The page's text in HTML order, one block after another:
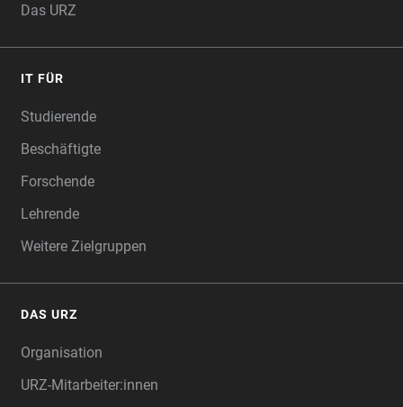
Das URZ
IT FÜR
Studierende
Beschäftigte
Forschende
Lehrende
Weitere Zielgruppen
DAS URZ
Organisation
URZ-Mitarbeiter:innen